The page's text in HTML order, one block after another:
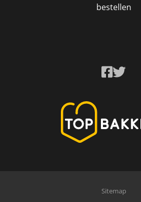
bestellen
Sitemap